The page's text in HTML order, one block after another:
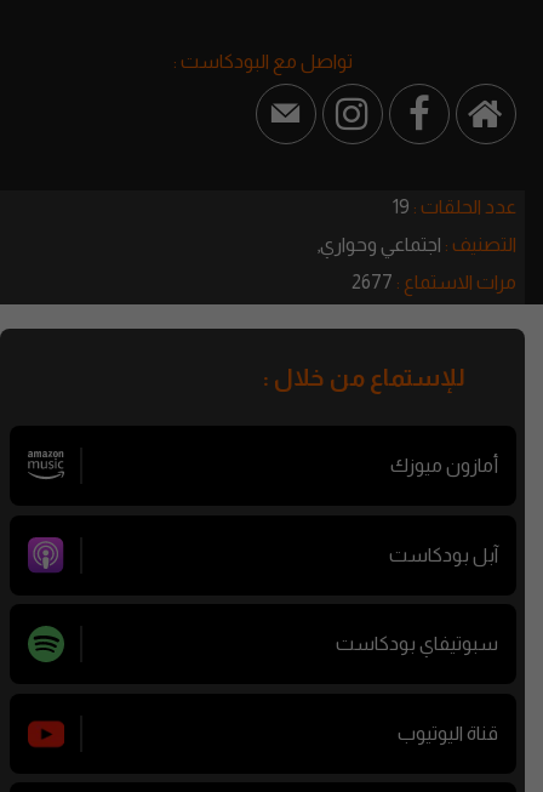
تواصل مع البودكاست :
عدد الحلقات : 19
التصنيف : اجتماعي وحواري,
مرات الاستماع : 2677
للإستماع من خلال :
أمازون ميوزك
آبل بودكاست
سبوتيفاي بودكاست
قناة اليوتيوب